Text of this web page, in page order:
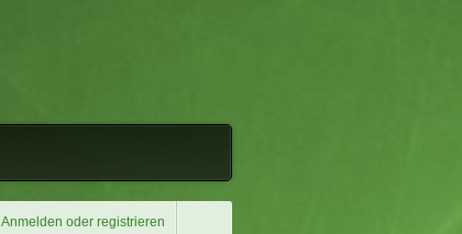
Anmelden oder registrieren